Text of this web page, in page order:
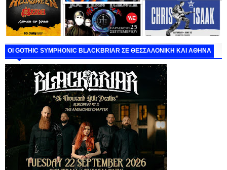
ΟΙ GOTHIC SYMPHONIC BLACKBRIAR ΣΕ ΘΕΣΣΑΛΟΝΙΚΗ ΚΑΙ ΑΘΗΝΑ